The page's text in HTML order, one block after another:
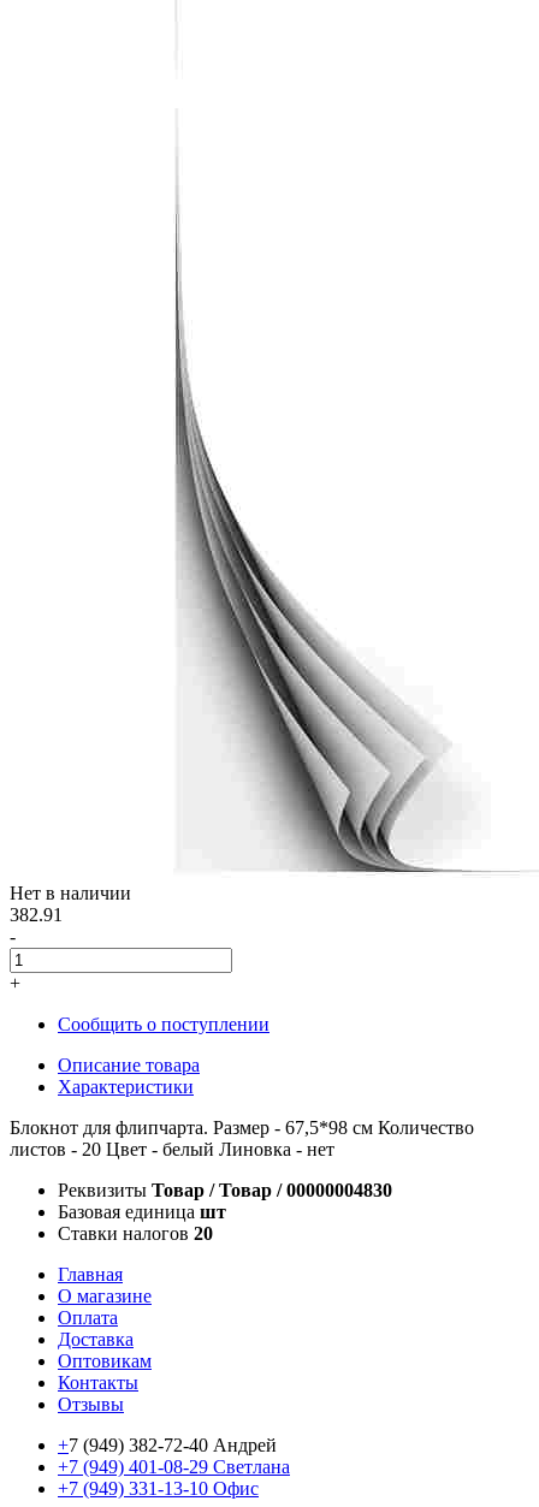
Нет в наличии
382.91
-
+
Сообщить о поступлении
Описание товара
Характеристики
Блокнот для флипчарта. Размер - 67,5*98 см Количество
листов - 20 Цвет - белый Линовка - нет
Реквизиты Товар / Товар / 00000004830
Базовая единица шт
Ставки налогов 20
Главная
О магазине
Оплата
Доставка
Оптовикам
Контакты
Отзывы
+7 (949) 382-72-40 Андрей
+7 (949) 401-08-29 Светлана
+7 (949) 331-13-10 Офис